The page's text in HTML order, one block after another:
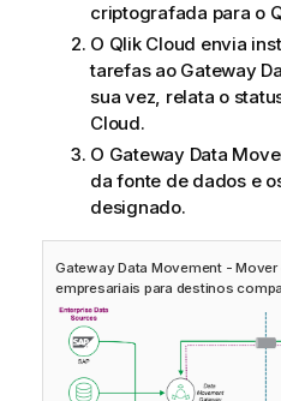
criptografada para o
O Qlik Cloud envia
tarefas ao Gateway
sua vez, relata o
Cloud.
O Gateway Data
da fonte de dados e
designado.
Gateway Data Movement- Mover
empresariais para destinos